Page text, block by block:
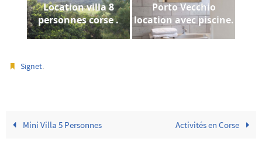
Location villa 8
personnes corse .
Porto Vecchio
location avec piscine.
Signet.
Mini Villa 5 Personnes Activités en Corse